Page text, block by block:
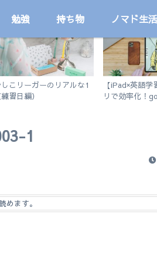
勉強 持ち物 ノマド生活
サッカー
こリーガーのリアルな1
習日編）
プログラミング学
【iPad×英語
リで効率化！
1
めます。